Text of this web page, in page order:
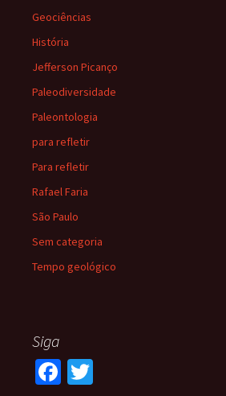
Geociências
História
Jefferson Picanço
Paleodiversidade
Paleontologia
para refletir
Para refletir
Rafael Faria
São Paulo
Sem categoria
Tempo geológico
Siga
Fa